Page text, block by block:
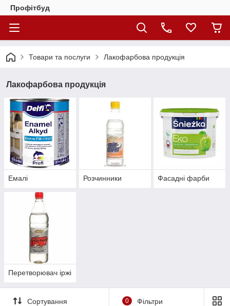
Профітбуд
Товари та послуги Лакофарбова продукція
Лакофарбова продукція
Емалі Розчинники Фасадні фарби
Перетворювач іржі
Сортування 0 Фільтри